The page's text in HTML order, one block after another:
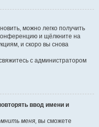
можно легко получить
и щёлкните на
и скоро вы снова
с администратором
ввод имени и
меня, вы сможете